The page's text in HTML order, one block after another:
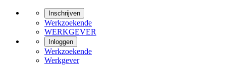
Inschrijven
Werkzoekende
WERKGEVER
Inloggen
Werkzoekende
Werkgever